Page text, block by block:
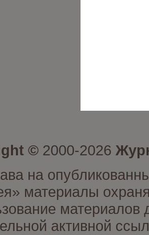
© 2000-2026
на
материалы
материалов
активной